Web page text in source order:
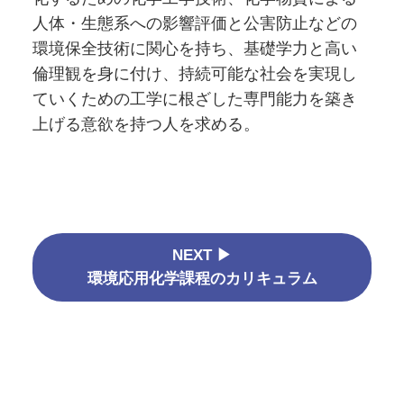
人体・生態系への影響評価と公害防止などの
環境保全技術に関心を持ち、基礎学力と高い
倫理観を身に付け、持続可能な社会を実現し
ていくための工学に根ざした専門能力を築き
上げる意欲を持つ人を求める。
NEXT ▶
環境応用化学課程のカリキュラム